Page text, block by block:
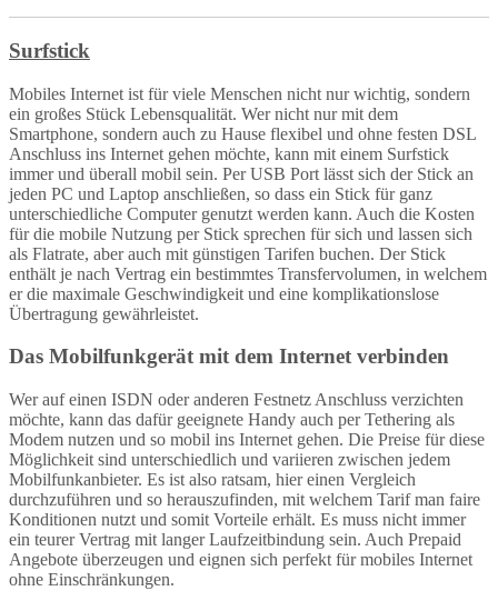
Surfstick
Mobiles Internet ist für viele Menschen nicht nur wichtig, sondern
ein großes Stück Lebensqualität. Wer nicht nur mit dem
Smartphone, sondern auch zu Hause flexibel und ohne festen DSL
Anschluss ins Internet gehen möchte, kann mit einem Surfstick
immer und überall mobil sein. Per USB Port lässt sich der Stick an
jeden PC und Laptop anschließen, so dass ein Stick für ganz
unterschiedliche Computer genutzt werden kann. Auch die Kosten
für die mobile Nutzung per Stick sprechen für sich und lassen sich
als Flatrate, aber auch mit günstigen Tarifen buchen. Der Stick
enthält je nach Vertrag ein bestimmtes Transfervolumen, in welchem
er die maximale Geschwindigkeit und eine komplikationslose
Übertragung gewährleistet.
Das Mobilfunkgerät mit dem Internet verbinden
Wer auf einen ISDN oder anderen Festnetz Anschluss verzichten
möchte, kann das dafür geeignete Handy auch per Tethering als
Modem nutzen und so mobil ins Internet gehen. Die Preise für diese
Möglichkeit sind unterschiedlich und variieren zwischen jedem
Mobilfunkanbieter. Es ist also ratsam, hier einen Vergleich
durchzuführen und so herauszufinden, mit welchem Tarif man faire
Konditionen nutzt und somit Vorteile erhält. Es muss nicht immer
ein teurer Vertrag mit langer Laufzeitbindung sein. Auch Prepaid
Angebote überzeugen und eignen sich perfekt für mobiles Internet
ohne Einschränkungen.